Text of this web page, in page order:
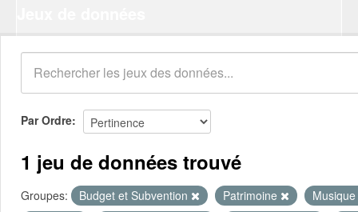
Organisations
Groupes
Demandes 0
À propos
Par Ordre
1 jeu de données trouvé
Groupes: Budget et Subvention Patrimoine